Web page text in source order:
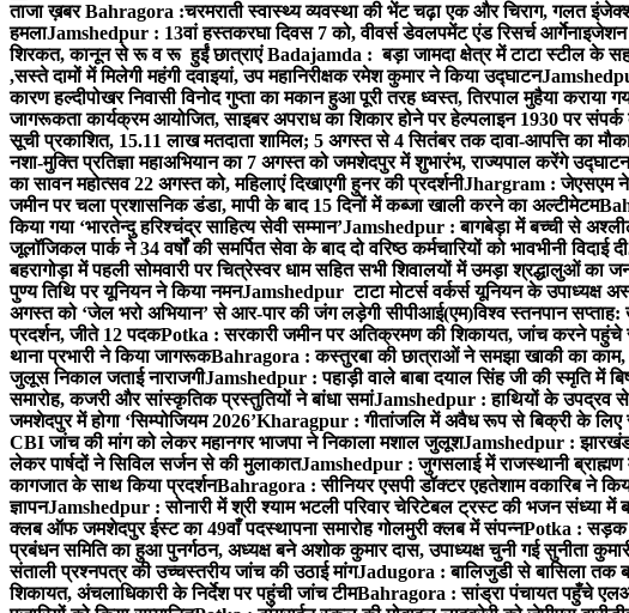
ताजा ख़बरBahragora :चरमराती स्वास्थ्य व्यवस्था की भेंट चढ़ा एक और चिराग, गलत
हमलाJamshedpur : 13वां हस्तकरघा दिवस 7 को, वीवर्स डेवलपमेंट एंड रिसर्च
शिरकत, कानून से रू व रू हुईं छात्राएंBadajamda : बड़ा जामदा क्षेत्र में टाटा स्टील के
,सस्ते दामों में मिलेगी महंगी दवाइयां, उप महानिरीक्षक रमेश कुमार ने किया उद्घाटन
कारण हल्दीपोखर निवासी विनोद गुप्ता का मकान हुआ पूरी तरह ध्वस्त, तिरपाल मुहैया कराया
जागरूकता कार्यक्रम आयोजित, साइबर अपराध का शिकार होने पर हेल्पलाइन 1930 पर
सूची प्रकाशित, 15.11 लाख मतदाता शामिल; 5 अगस्त से 4 सितंबर तक दावा-आपत्ति का
नशा-मुक्ति प्रतिज्ञा महाअभियान का 7 अगस्त को जमशेदपुर में शुभारंभ, राज्यपाल करेंगे उद्घाटन
का सावन महोत्सव 22 अगस्त को, महिलाएं दिखाएगी हुनर की प्रदर्शनीJhargram : जेएसएम ने
जमीन पर चला प्रशासनिक डंडा, मापी के बाद 15 दिनों में कब्जा खाली करने का अल्टीमेटम
किया गया ‘भारतेन्दु हरिश्चंद्र साहित्य सेवी सम्मान’Jamshedpur : बागबेड़ा में बच्ची से
जूलॉजिकल पार्क ने 34 वर्षों की समर्पित सेवा के बाद दो वरिष्ठ कर्मचारियों को भावभीनी विदाई दी
बहरागोड़ा में पहली सोमवारी पर चित्रेस्वर धाम सहित सभी शिवालयों में उमड़ा श्रद्धालुओं का
पुण्य तिथि पर यूनियन ने किया नमनJamshedpur टाटा मोटर्स वर्कर्स यूनियन के उपाध्यक्ष
अगस्त को ‘जेल भरो अभियान’ से आर-पार की जंग लड़ेगी सीपीआई(एम)विश्व स्तनपान
प्रदर्शन, जीते 12 पदकPotka : सरकारी जमीन पर अतिक्रमण की शिकायत, जांच करने
थाना प्रभारी ने किया जागरूकBahragora : कस्तुरबा की छात्राओं ने समझा खाकी का
जुलूस निकाल जताई नाराजगीJamshedpur : पहाड़ी वाले बाबा दयाल सिंह जी की स्मृति में
समारोह, कजरी और सांस्कृतिक प्रस्तुतियों ने बांधा समांJamshedpur : हाथियों के उपद्रव से
जमशेदपुर में होगा ‘सिम्पोजियम 2026’Kharagpur : गीतांजलि में अवैध रूप से बिक्री के लिए
CBI जांच की मांग को लेकर महानगर भाजपा ने निकाला मशाल जुलूशJamshedpur : झारखंड
लेकर पार्षदों ने सिविल सर्जन से की मुलाकातJamshedpur : जुगसलाई में राजस्थानी
कागजात के साथ किया प्रदर्शनBahragora : सीनियर एसपी डॉक्टर एहतेशाम वकारिब ने
ज्ञापनJamshedpur : सोनारी में श्री श्याम भटली परिवार चेरिटेबल ट्रस्ट की भजन संध्या में
क्लब ऑफ जमशेदपुर ईस्ट का 49वाँ पदस्थापना समारोह गोलमुरी क्लब में संपन्नPotka : सड़क
प्रबंधन समिति का हुआ पुनर्गठन, अध्यक्ष बने अशोक कुमार दास, उपाध्यक्ष चुनी गई सुनीता
संताली प्रश्नपत्र की उच्चस्तरीय जांच की उठाई मांगJadugora : बालिजुडी से बासिला तक
शिकायत, अंचलाधिकारी के निर्देश पर पहुंची जांच टीमBahragora : सांड्रा पंचायत पहुँचे